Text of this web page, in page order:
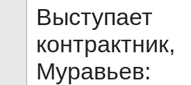
Муравьев: